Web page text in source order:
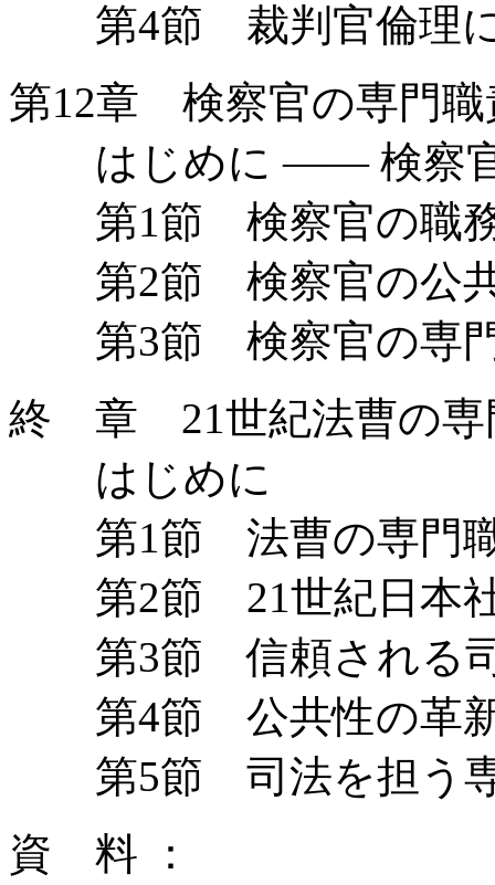
第4節 裁判官倫理
第12章 検察官の専門職
はじめに —— 検察官
第1節 検察官の職
第2節 検察官の公
第3節 検察官の専門
終 章 21世紀法曹の専
はじめに
第1節 法曹の専門職
第2節 21世紀日本社
第3節 信頼される
第4節 公共性の革
第5節 司法を担う専
資 料 ：